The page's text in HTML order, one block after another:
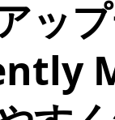
アッ